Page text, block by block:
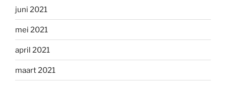
juni 2021
mei 2021
april 2021
maart 2021